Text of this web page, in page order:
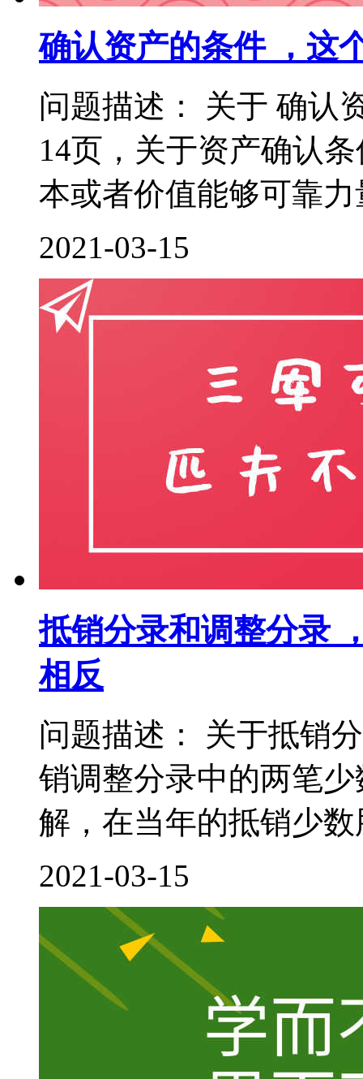
确认资产的条件 ，这
问题描述： 关于 确认
14页，关于资产确认
本或者价值能够可靠
2021-03-15
抵销分录和调整分录
相反
问题描述： 关于抵销
销调整分录中的两笔
解，在当年的抵销少
2021-03-15